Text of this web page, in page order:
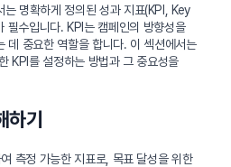
는 명확하게 정의된 성과 지표(KPI, Key
수입니다. KPI는 캠페인의 방향성을
데 중요한 역할을 합니다. 이 섹션에서는
KPI를 설정하는 방법과 그 중요성을
하기
측정 가능한 지표로, 목표 달성을 위한